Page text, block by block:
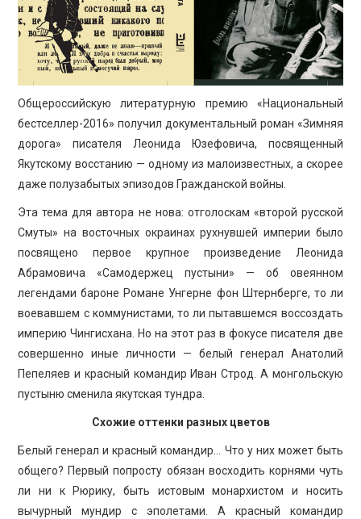
Общероссийскую литературную премию «Национальный
бестселлер-2016» получил документальный роман «Зимняя
дорога» писателя Леонида Юзефовича, посвященный
Якутскому восстанию — одному из малоизвестных, а скорее
даже полузабытых эпизодов Гражданской войны.
Эта тема для автора не нова: отголоскам «второй русской
Смуты» на восточных окраинах рухнувшей империи было
посвящено первое крупное произведение Леонида
Абрамовича «Самодержец пустыни» — об овеянном
легендами бароне Романе Унгерне фон Штернберге, то ли
воевавшем с коммунистами, то ли пытавшемся воссоздать
империю Чингисхана. Но на этот раз в фокусе писателя две
совершенно иные личности — белый генерал Анатолий
Пепеляев и красный командир Иван Строд. А монгольскую
пустыню сменила якутская тундра.
Схожие оттенки разных цветов
Белый генерал и красный командир… Что у них может быть
общего? Первый попросту обязан восходить корнями чуть
ли ни к Рюрику, быть истовым монархистом и носить
вычурный мундир с эполетами. А красный командир